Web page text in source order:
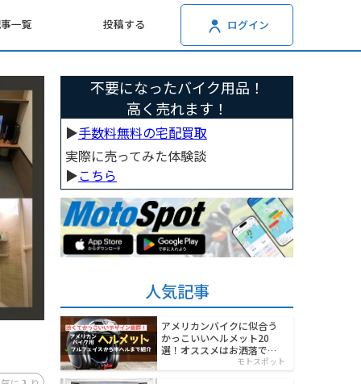
一覧 投稿する ログイン
不要になったバイク用品！
高く売れます！
▶︎手数料無料の宅配買取
実際に売ってみた体験談
▶︎こちら
人気記事
アメリカンバイクに似合う
かっこいいヘルメット20
選！オススメはお洒落でワ
モトスポット